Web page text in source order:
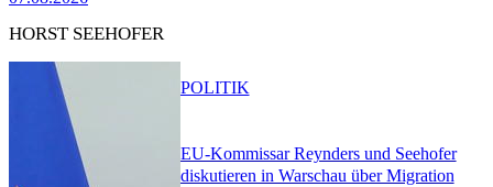
HORST SEEHOFER
EU-Kommissar Reynders und Seehofer
diskutieren in Warschau über Migration
POLITIK